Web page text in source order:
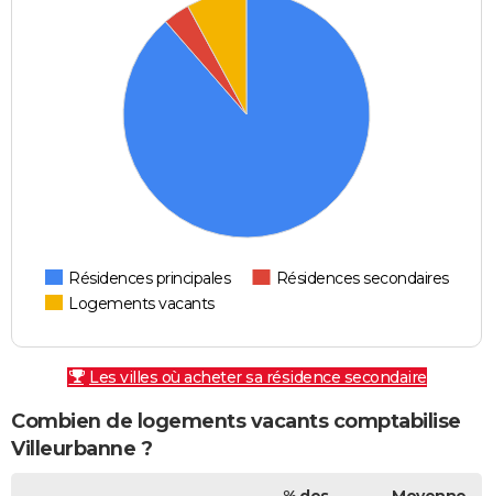
Résidences principales
Résidences secondaires
Logements vacants
Les villes où acheter sa résidence secondaire
Combien de logements vacants comptabilise
Villeurbanne ?